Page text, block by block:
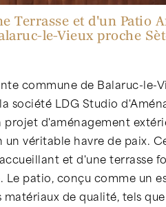
Terrasse et d'un Patio
le-Vieux proche
commune de Balaruc-le-
société LDG Studio
projet d'aménagement
un véritable havre de paix.
et d'une terrasse
patio, conçu comme un
matériaux de qualité, tels